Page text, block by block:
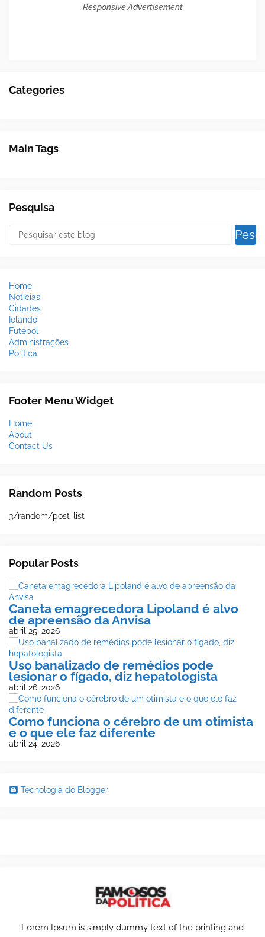
Responsive Advertisement
Categories
Main Tags
Pesquisa
Home
Notícias
Cidades
Iolando
Futebol
Administrações
Política
Footer Menu Widget
Home
About
Contact Us
Random Posts
3/random/post-list
Popular Posts
Caneta emagrecedora Lipoland é alvo
de apreensão da Anvisa
abril 25, 2026
Uso banalizado de remédios pode
lesionar o fígado, diz hepatologista
abril 26, 2026
Como funciona o cérebro de um otimista
e o que ele faz diferente
abril 24, 2026
Tecnologia do Blogger
Lorem Ipsum is simply dummy text of the printing and